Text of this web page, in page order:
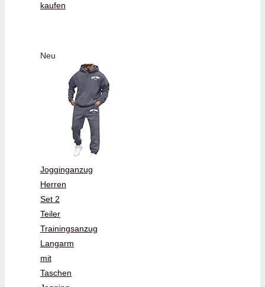
kaufen
Neu
Jogginganzug
Herren
Set 2
Teiler
Trainingsanzug
Langarm
mit
Taschen